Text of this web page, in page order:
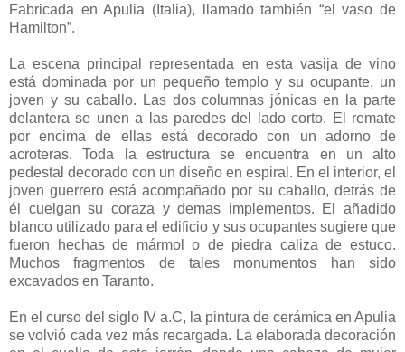
Fabricada en Apulia (Italia), llamado también “el vaso de
Hamilton”.
La escena principal representada en esta vasija de vino
está dominada por un pequeño templo y su ocupante, un
joven y su caballo. Las dos columnas jónicas en la parte
delantera se unen a las paredes del lado corto. El remate
por encima de ellas está decorado con un adorno de
acroteras. Toda la estructura se encuentra en un alto
pedestal decorado con un diseño en espiral. En el interior, el
joven guerrero está acompañado por su caballo, detrás de
él cuelgan su coraza y demas implementos. El añadido
blanco utilizado para el edificio y sus ocupantes sugiere que
fueron hechas de mármol o de piedra caliza de estuco.
Muchos fragmentos de tales monumentos han sido
excavados en Taranto.
En el curso del siglo IV a.C, la pintura de cerámica en Apulia
se volvió cada vez más recargada. La elaborada decoración